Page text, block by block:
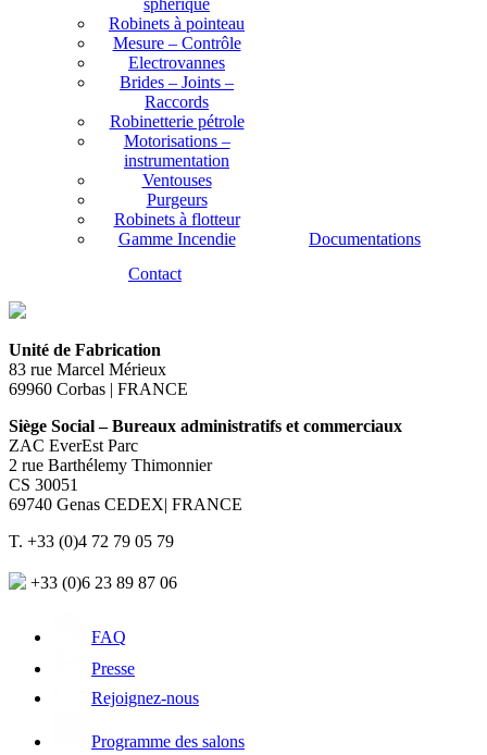
sphérique
Robinets à pointeau
Mesure – Contrôle
Electrovannes
Brides – Joints –
Raccords
Robinetterie pétrole
Motorisations –
instrumentation
Ventouses
Purgeurs
Robinets à flotteur
Gamme Incendie
Documentations
Contact
Unité de Fabrication
83 rue Marcel Mérieux
69960 Corbas | FRANCE
Siège Social – Bureaux administratifs et commerciaux
ZAC EverEst Parc
2 rue Barthélemy Thimonnier
CS 30051
69740 Genas CEDEX| FRANCE
T. +33 (0)4 72 79 05 79
+33 (0)6 23 89 87 06
FAQ
Presse
Rejoignez-nous
Programme des salons